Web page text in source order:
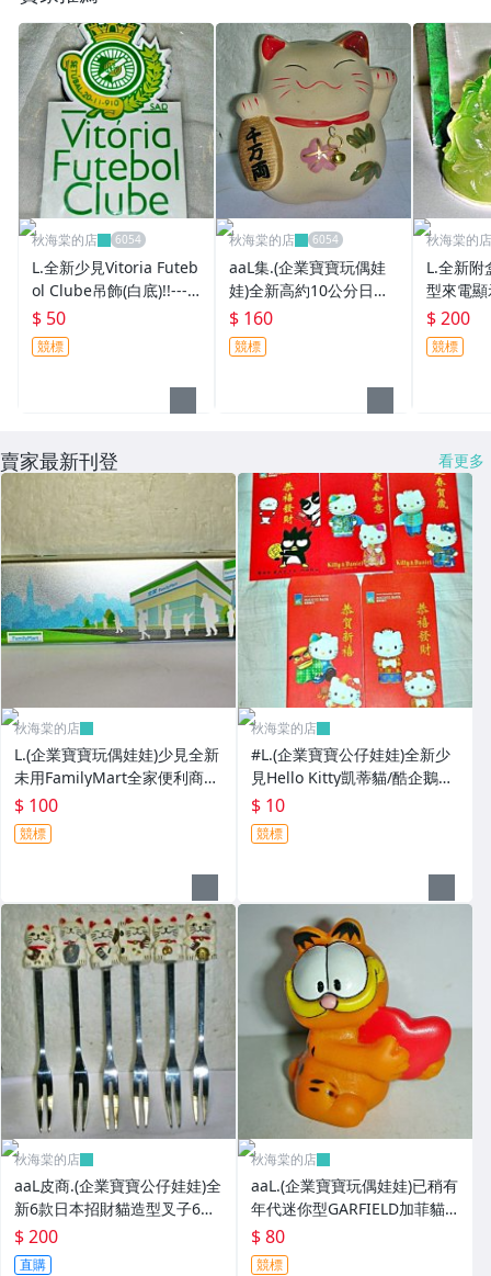
秋海棠的店
L.全新少見Vitoria Futeb
ol Clube吊飾(白底)!!---
值得收藏!/@@@/-P
$ 50
競標
秋海棠的店
aaL集.(企業寶寶玩偶娃
娃)全新高約10公分日本
千万兩鈴鐺招財貓寶寶!--
值得收藏!!/6房樂箱135/-
P
$ 160
競標
秋海棠的店
L.全新附
型來電
需要的
$ 200
競標
賣家最新刊登 看更多
秋海棠的店
L.(企業寶寶玩偶娃娃)少見全新
未用FamilyMart全家便利商店
鐵質筆盒!--值得擁有!
$ 100
競標
秋海棠的店
#L.(企業寶寶公仔娃娃)全新少
見Hello Kitty凱蒂貓/酷企鵝造
型紅包袋5個一套誠泰銀行所
贈!
$ 10
競標
秋海棠的店
aaL皮商.(企業寶寶公仔娃娃)全
新6款日本招財貓造型叉子6
入!!--造型都不一樣值得收藏!!/
大4/-P
$ 200
直購
秋海棠的店
aaL.(企業寶寶玩偶娃娃)已稍有
年代迷你型GARFIELD加菲貓
拿紅色心型造型公仔!--保存良
好值得收藏!/6房樂箱1
$ 80
競標